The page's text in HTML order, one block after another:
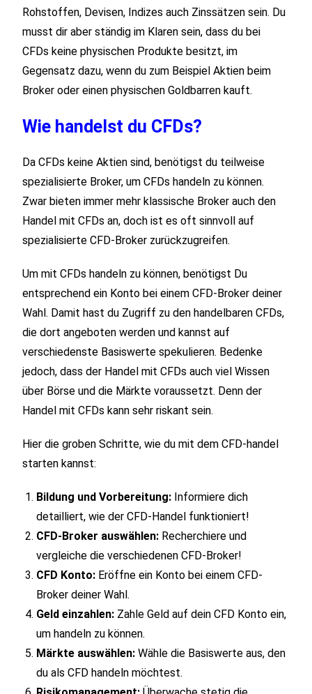
Rohstoffen, Devisen, Indizes auch Zinssätzen sein. Du
musst dir aber ständig im Klaren sein, dass du bei
CFDs keine physischen Produkte besitzt, im
Gegensatz dazu, wenn du zum Beispiel Aktien beim
Broker oder einen physischen Goldbarren kauft.
Wie handelst du CFDs?
Da CFDs keine Aktien sind, benötigst du teilweise
spezialisierte Broker, um CFDs handeln zu können.
Zwar bieten immer mehr klassische Broker auch den
Handel mit CFDs an, doch ist es oft sinnvoll auf
spezialisierte CFD-Broker zurückzugreifen.
Um mit CFDs handeln zu können, benötigst Du
entsprechend ein Konto bei einem CFD-Broker deiner
Wahl. Damit hast du Zugriff zu den handelbaren CFDs,
die dort angeboten werden und kannst auf
verschiedenste Basiswerte spekulieren. Bedenke
jedoch, dass der Handel mit CFDs auch viel Wissen
über Börse und die Märkte voraussetzt. Denn der
Handel mit CFDs kann sehr riskant sein.
Hier die groben Schritte, wie du mit dem CFD-handel
starten kannst:
Bildung und Vorbereitung: Informiere dich
detailliert, wie der CFD-Handel funktioniert!
CFD-Broker auswählen: Recherchiere und
vergleiche die verschiedenen CFD-Broker!
CFD Konto: Eröffne ein Konto bei einem CFD-
Broker deiner Wahl.
Geld einzahlen: Zahle Geld auf dein CFD Konto ein,
um handeln zu können.
Märkte auswählen: Wähle die Basiswerte aus, den
du als CFD handeln möchtest.